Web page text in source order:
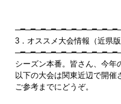
3．オススメ大会情報（近県
シーズン本番。皆さん、今年
以下の大会は関東近辺で開催
ご参考までにどうぞ。